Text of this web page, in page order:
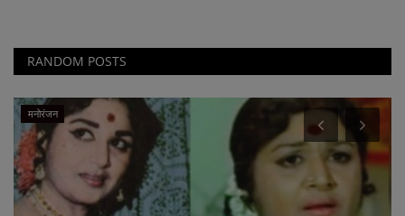
RANDOM POSTS
मनोरंजन